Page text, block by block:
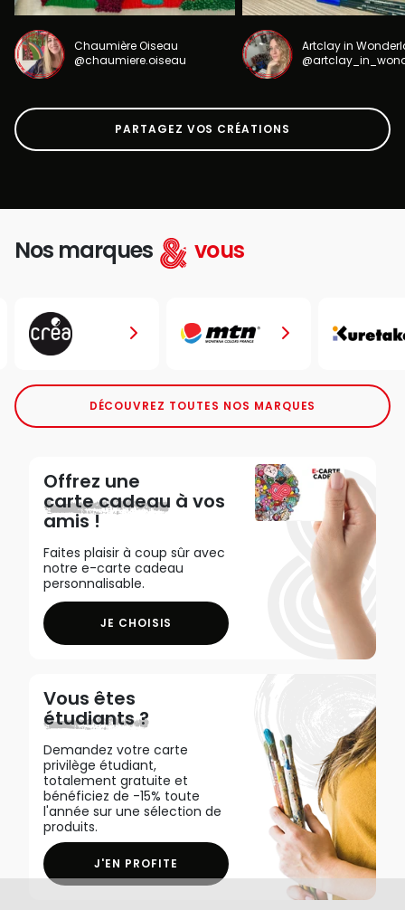
Chaumière Oiseau
@chaumiere.oiseau
Artclay in
PARTAGEZ VOS CRÉATIONS
Nos marques vous
DÉCOUVREZ TOUTES NOS MARQUES
Offrez une
carte cadeau à vos
amis !
Faites plaisir à coup sûr avec
notre e-carte cadeau
personnalisable.
JE CHOISIS
Vous êtes
étudiants ?
Demandez votre carte
privilège étudiant,
totalement gratuite et
bénéficiez de -15% toute
l'année sur une sélection de
produits.
J'EN PROFITE